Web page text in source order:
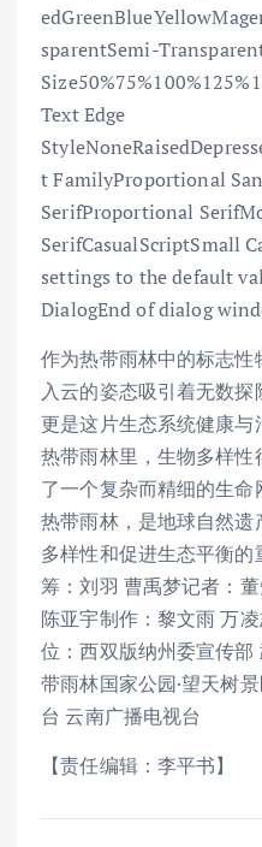
sparentSemi-
Text Edge
t FamilyProportional
SerifProportional
SerifCasualScriptSmall
settings to the default
DialogEnd of dialog
作为热带雨林中的标志
入云的姿态吸引着无数探
更是这片生态系统健康
热带雨林里，生物多样
了一个复杂而精细的生
热带雨林，是地球自然
多样性和促进生态平衡
筹：刘羽 曹禹梦记者：
陈亚宇制作：黎文雨 万
位：西双版纳州委宣传
带雨林国家公园·望天树
台 云南广播电视台
【责任编辑：李平书】